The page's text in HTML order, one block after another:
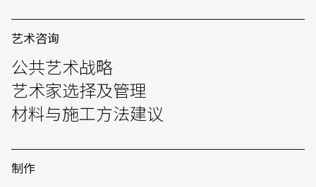
English 中文
艺术咨询
公共艺术战略
艺术家选择及管理
材料与施工方法建议
制作